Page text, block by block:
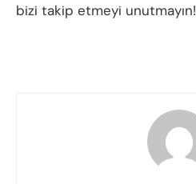
bizi takip etmeyi unutmayın!